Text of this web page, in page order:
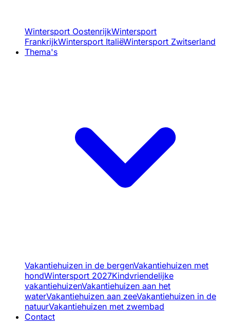
Wintersport OostenrijkWintersport
FrankrijkWintersport ItaliëWintersport Zwitserland
Thema's
Vakantiehuizen in de bergenVakantiehuizen met
hondWintersport 2027Kindvriendelijke
vakantiehuizenVakantiehuizen aan het
waterVakantiehuizen aan zeeVakantiehuizen in de
natuurVakantiehuizen met zwembad
Contact